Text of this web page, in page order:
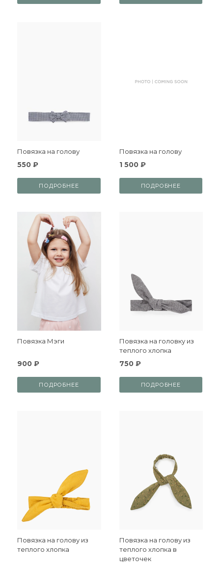
Повязка на голову
550 ₽
ПОДРОБНЕЕ
Повязка на голову
1 500 ₽
ПОДРОБНЕЕ
Повязка Мэги
900 ₽
ПОДРОБНЕЕ
Повязка на головку из
теплого хлопка
750 ₽
ПОДРОБНЕЕ
Повязка на голову из
теплого хлопка
Повязка на голову из
теплого хлопка в
цветочек